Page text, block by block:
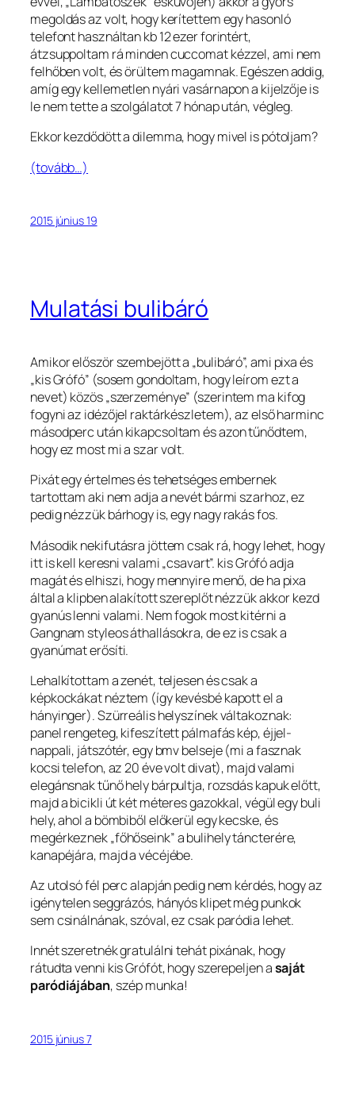
megoldás az volt, hogy kerítettem egy hasonló
telefont használtan kb 12 ezer forintért,
átzsuppoltam rá minden cuccomat kézzel, ami nem
felhőben volt, és örültem magamnak. Egészen addig,
amíg egy kellemetlen nyári vasárnapon a kijelzője is
le nem tette a szolgálatot 7 hónap után, végleg.
Ekkor kezdődött a dilemma, hogy mivel is pótoljam?
(tovább…)
2015 június 19
Mulatási bulibáró
Amikor először szembejött a „bulibáró”, ami pixa és
„kis Grófó” (sosem gondoltam, hogy leírom ezt a
nevet) közös „szerzeménye” (szerintem ma kifog
fogyni az idézőjel raktárkészletem), az első harminc
másodperc után kikapcsoltam és azon tűnődtem,
hogy ez most mi a szar volt.
Pixát egy értelmes és tehetséges embernek
tartottam aki nem adja a nevét bármi szarhoz, ez
pedig nézzük bárhogy is, egy nagy rakás fos.
Második nekifutásra jöttem csak rá, hogy lehet, hogy
itt is kell keresni valami „csavart”. kis Grófó adja
magát és elhiszi, hogy mennyire menő, de ha pixa
által a klipben alakított szereplőt nézzük akkor kezd
gyanús lenni valami. Nem fogok most kitérni a
Gangnam styleos áthallásokra, de ez is csak a
gyanúmat erősíti.
Lehalkítottam a zenét, teljesen és csak a
képkockákat néztem (így kevésbé kapott el a
hányinger). Szürreális helyszínek váltakoznak:
panel rengeteg, kifeszített pálmafás kép, éjjel-
nappali, játszótér, egy bmv belseje (mi a fasznak
kocsi telefon, az 20 éve volt divat), majd valami
elegánsnak tűnő hely bárpultja, rozsdás kapuk előtt,
majd a bicikli út két méteres gazokkal, végül egy buli
hely, ahol a bömbiből előkerül egy kecske, és
megérkeznek „főhőseink” a bulihely táncterére,
kanapéjára, majd a vécéjébe.
Az utolsó fél perc alapján pedig nem kérdés, hogy az
igénytelen seggrázós, hányós klipet még punkok
sem csinálnának, szóval, ez csak paródia lehet.
Innét szeretnék gratulálni tehát pixának, hogy
rátudta venni kis Grófót, hogy szerepeljen asaját
paródiájában, szép munka!
2015 június 7